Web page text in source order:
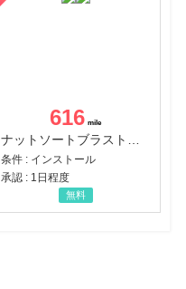
616
条件 : インストール
承認 : 1日程度
無料